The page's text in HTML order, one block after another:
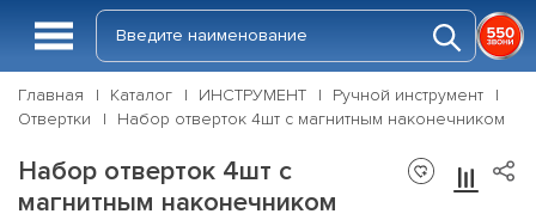
Главная Каталог ИНСТРУМЕНТ
Ручной инструмент
Отвертки
Набор отверток 4шт с магнитным наконечником
Набор отверток 4шт с
магнитным наконечником